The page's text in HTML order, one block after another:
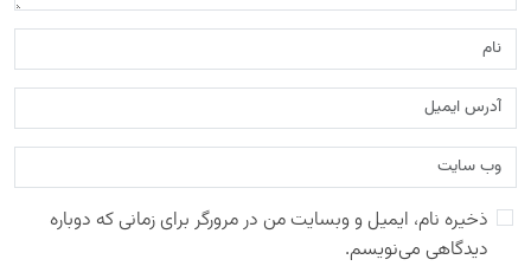
ذخیره نام، ایمیل و وبسایت من در مرورگر برای زمانی که دوباره
دیدگاهی می‌نویسم.